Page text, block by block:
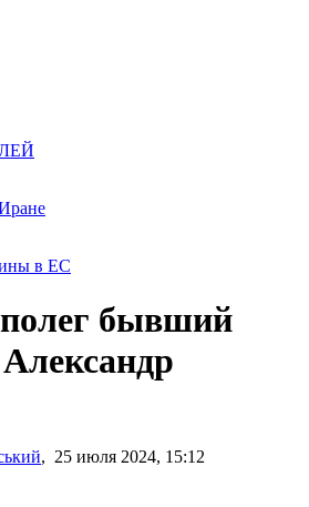
в ЕС
бывший
, 25 июля 2024, 15:12